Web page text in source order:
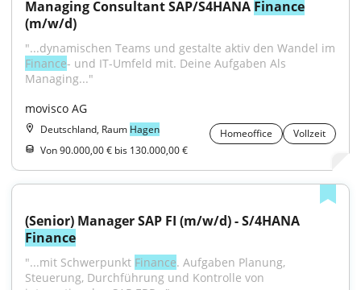
Managing Consultant SAP/S4HANA Finance
(m/w/d)
Finance- und IT-Umfeld mit. Deine Aufgaben Als
Managing..."
movisco AG
Deutschland, Raum Hagen Homeoffice
Vollzeit
Von 90.000,00 € bis 130.000,00 €
Finance
"...mit Schwerpunkt Finance. Aufgaben Planung,
Steuerung, Durchführung und Kontrolle von